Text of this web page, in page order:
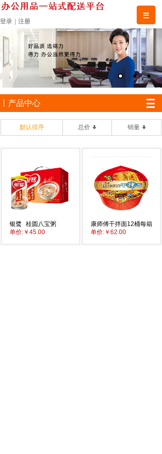
登录 注册
丨产品中心
默认排序 总价 销量
银鹭 桂圆八宝粥
单价: ￥45.00
康师傅干拌面12桶每箱
单价: ￥62.00